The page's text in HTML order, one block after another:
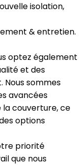
isolation,
& entretien.
optez également
et des
Nous sommes
avancées
la couverture, ce
options
priorité
que nous